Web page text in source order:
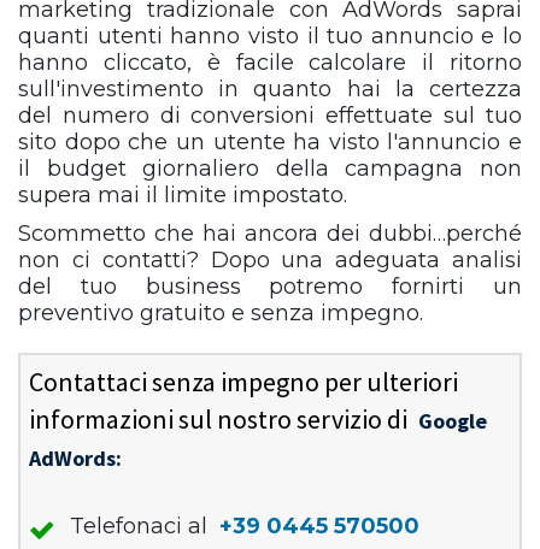
marketing tradizionale con AdWords saprai
quanti utenti hanno visto il tuo annuncio e lo
hanno cliccato, è facile calcolare il ritorno
sull'investimento in quanto hai la certezza
del numero di conversioni effettuate sul tuo
sito dopo che un utente ha visto l'annuncio e
il budget giornaliero della campagna non
supera mai il limite impostato.
Scommetto che hai ancora dei dubbi…perché
non ci contatti? Dopo una adeguata analisi
del tuo business potremo fornirti un
preventivo gratuito e senza impegno.
Contattaci senza impegno per ulteriori
informazioni sul nostro servizio di Google
AdWords:
Telefonaci al
+39 0445 570500